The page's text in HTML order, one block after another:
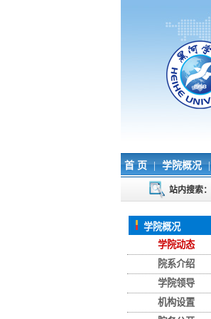
首 页 | 学院概况 |
站内搜索：
学院概况
学院动态
院系介绍
学院领导
机构设置